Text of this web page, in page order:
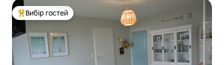
Топ вибір гостей
Вибір гостей